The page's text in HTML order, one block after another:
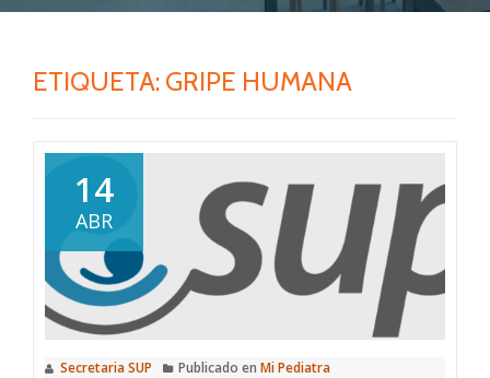
ETIQUETA: GRIPE HUMANA
14
ABR
Secretaria SUP Publicado en Mi Pediatra